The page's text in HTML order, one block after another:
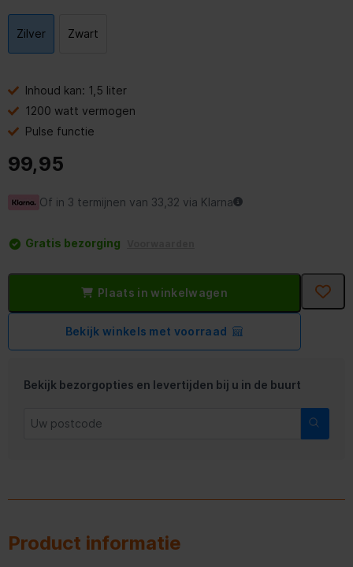
Zilver Zwart
Inhoud kan: 1,5 liter
1200 watt vermogen
Pulse functie
99,95
Of in 3 termijnen van 33,32 via Klarna
Gratis bezorging
Plaats in winkelwagen
Bekijk winkels met voorraad
Bekijk bezorgopties en levertijden bij u in de buurt
Product informatie